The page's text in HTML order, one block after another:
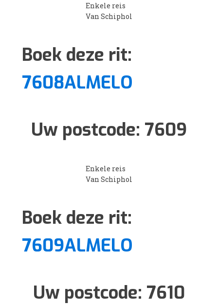
Enkele reis
Van Schiphol
Boek deze rit:
7608ALMELO
Uw postcode: 7609
Enkele reis
Van Schiphol
Boek deze rit:
7609ALMELO
Uw postcode: 7610